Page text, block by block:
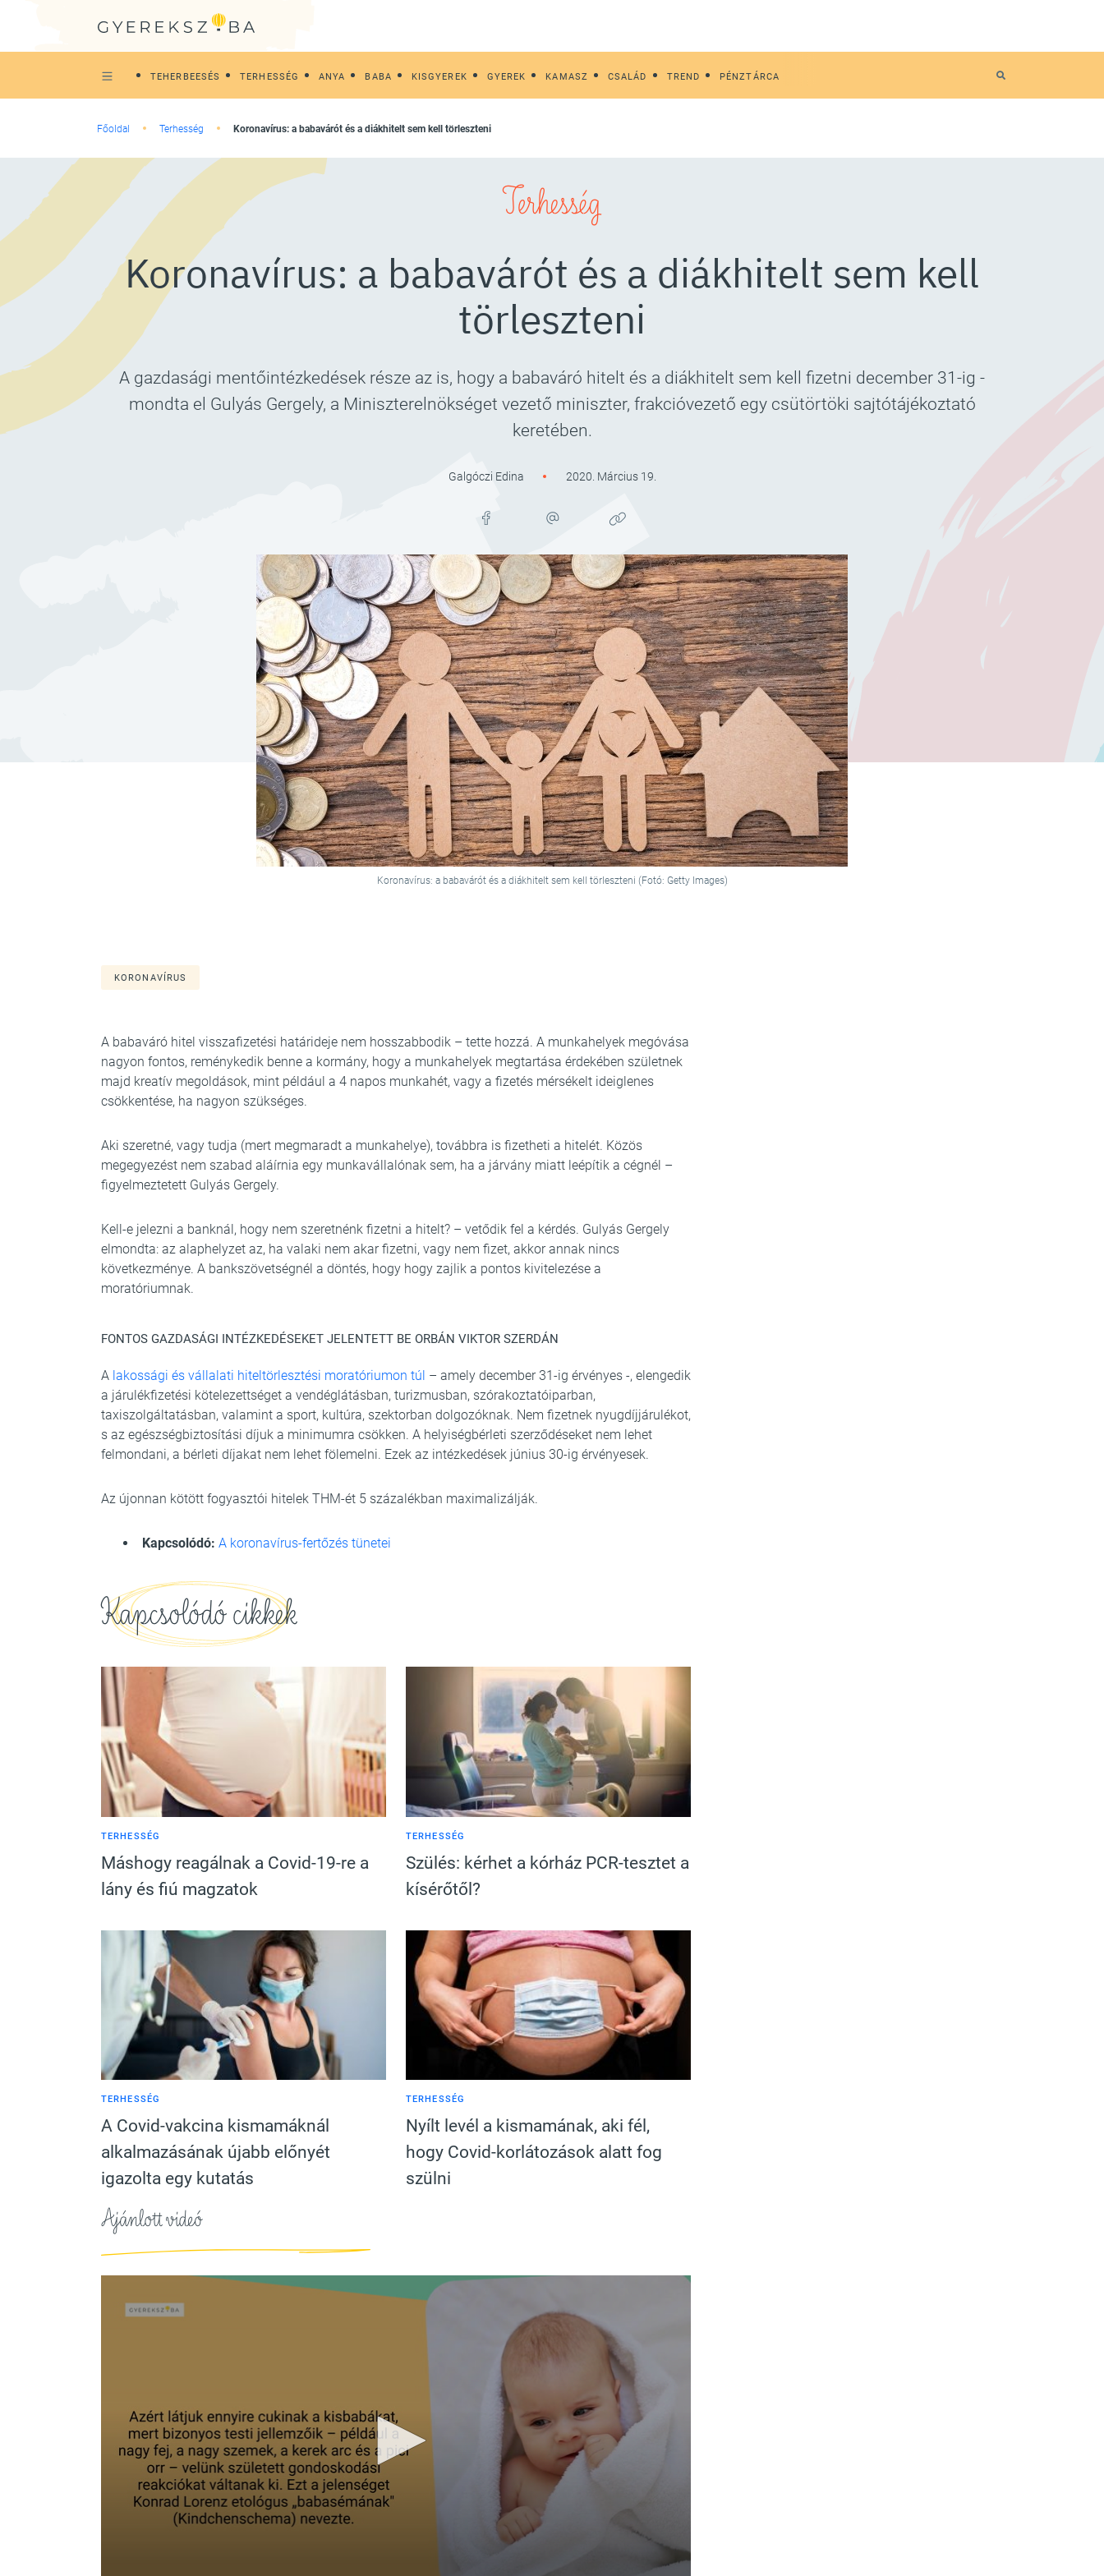
TEHERBEESÉS TERHESSÉG ANYA BABA KISGYEREK GYEREK KAMASZ CSALÁD TREND PÉNZTÁRCA
Főoldal Terhesség Koronavírus: a babavárót és a diákhitelt sem kell törleszteni
Terhesség
Koronavírus: a babavárót és a diákhitelt sem kell
törleszteni
A gazdasági mentőintézkedések része az is, hogy a babaváró hitelt és a diákhitelt sem kell fizetni december 31-ig -
mondta el Gulyás Gergely, a Miniszterelnökséget vezető miniszter, frakcióvezető egy csütörtöki sajtótájékoztató
keretében.
Galgóczi Edina 2020. Március 19.
Koronavírus: a babavárót és a diákhitelt sem kell törleszteni (Fotó: Getty Images)
KORONAVÍRUS
A babaváró hitel visszafizetési határideje nem hosszabbodik – tette hozzá. A munkahelyek megóvása
nagyon fontos, reménykedik benne a kormány, hogy a munkahelyek megtartása érdekében születnek
majd kreatív megoldások, mint például a 4 napos munkahét, vagy a fizetés mérsékelt ideiglenes
csökkentése, ha nagyon szükséges.
Aki szeretné, vagy tudja (mert megmaradt a munkahelye), továbbra is fizetheti a hitelét. Közös
megegyezést nem szabad aláírnia egy munkavállalónak sem, ha a járvány miatt leépítik a cégnél –
figyelmeztetett Gulyás Gergely.
Kell-e jelezni a banknál, hogy nem szeretnénk fizetni a hitelt? – vetődik fel a kérdés. Gulyás Gergely
elmondta: az alaphelyzet az, ha valaki nem akar fizetni, vagy nem fizet, akkor annak nincs
következménye. A bankszövetségnél a döntés, hogy hogy zajlik a pontos kivitelezése a
moratóriumnak.
FONTOS GAZDASÁGI INTÉZKEDÉSEKET JELENTETT BE ORBÁN VIKTOR SZERDÁN
A lakossági és vállalati hiteltörlesztési moratóriumon túl – amely december 31-ig érvényes -, elengedik
a járulékfizetési kötelezettséget a vendéglátásban, turizmusban, szórakoztatóiparban,
taxiszolgáltatásban, valamint a sport, kultúra, szektorban dolgozóknak. Nem fizetnek nyugdíjjárulékot,
s az egészségbiztosítási díjuk a minimumra csökken. A helyiségbérleti szerződéseket nem lehet
felmondani, a bérleti díjakat nem lehet fölemelni. Ezek az intézkedések június 30-ig érvényesek.
Az újonnan kötött fogyasztói hitelek THM-ét 5 százalékban maximalizálják.
Kapcsolódó: A koronavírus-fertőzés tünetei
Kapcsolódó cikkek
TERHESSÉG
Máshogy reagálnak a Covid-19-re a
lány és fiú magzatok
TERHESSÉG
Szülés: kérhet a kórház PCR-tesztet a
kísérőtől?
TERHESSÉG
A Covid-vakcina kismamáknál
alkalmazásának újabb előnyét
igazolta egy kutatás
TERHESSÉG
Nyílt levél a kismamának, aki fél,
hogy Covid-korlátozások alatt fog
szülni
Ajánlott videó